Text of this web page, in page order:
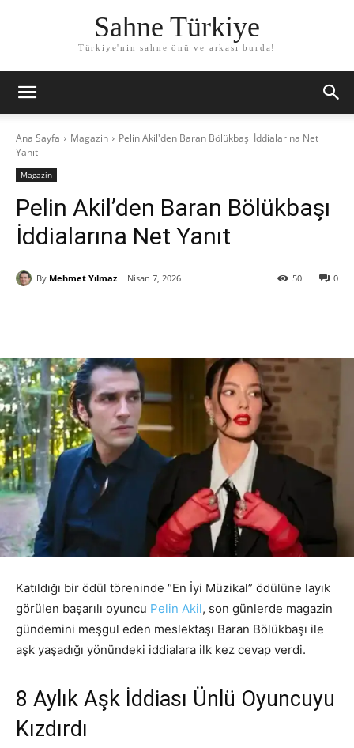
Sahne Türkiye
Türkiye'nin sahne önü ve arkası burda!
Ana Sayfa Magazin
Pelin Akil'den Baran Bölükbaşı İddialarına Net
Yanıt
Magazin
Pelin Akil’den Baran Bölükbaşı
İddialarına Net Yanıt
By Mehmet Yılmaz Nisan 7, 2026 0
50
Katıldığı bir ödül töreninde “En İyi Müzikal” ödülüne layık
görülen başarılı oyuncu Pelin Akil, son günlerde magazin
gündemini meşgul eden meslektaşı Baran Bölükbaşı ile
aşk yaşadığı yönündeki iddialara ilk kez cevap verdi.
8 Aylık Aşk İddiası Ünlü Oyuncuyu
Kızdırdı